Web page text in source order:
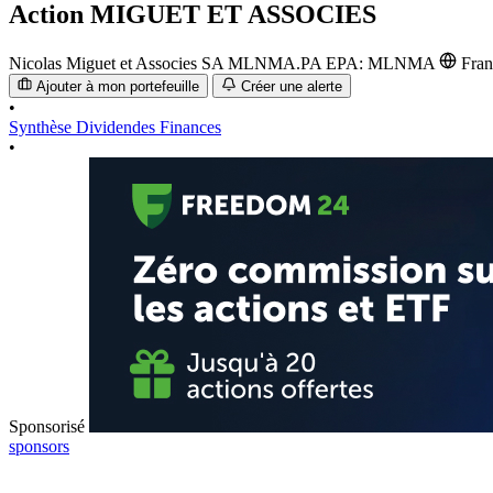
Action MIGUET ET ASSOCIES
Nicolas Miguet et Associes SA MLNMA.PA EPA: MLNMA
Ajouter à mon portefeuille Créer une alerte
•
Synthèse Dividendes Finances
•
Sponsorisé
sponsors